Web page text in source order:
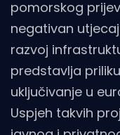
pomorskog
negativan
razvoj
predstavlja
uključivanje u
Uspjeh takvih